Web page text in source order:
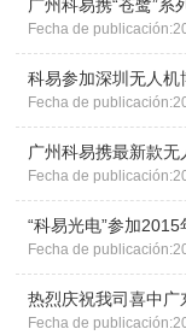
广州科易携“苍鹭”
Fecha de
科易参加深圳无人机
Fecha de
Fecha de
Fecha de
热烈庆祝我司喜中广
Fecha de